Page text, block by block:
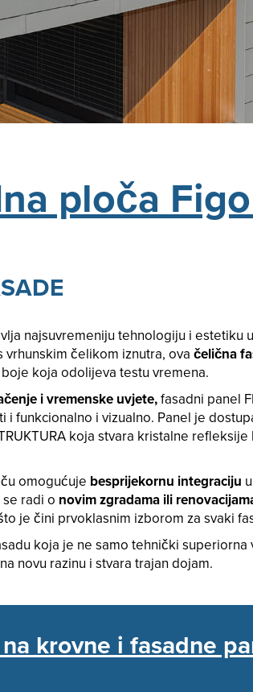
ploča
najsuvremeniju tehnologiju i estetiku
vrhunskim čelikom iznutra, ova čelična
koja odolijeva testu vremena.
i vremenske uvjete,fasadni panel
funkcionalno i vizualno. Panel je
koja stvara kristalne
omogućuje besprijekornu integraciju
radi o novim zgradama ili
je čini prvoklasnim izborom za svaki
koja je ne samo tehnički
novu razinu i stvara trajan dojam.
krovne i fasadne